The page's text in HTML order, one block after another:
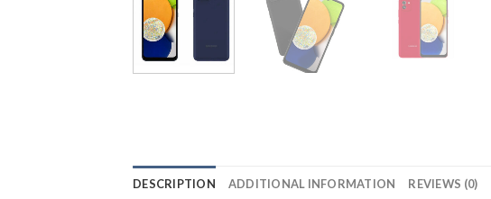
DESCRIPTION ADDITIONAL INFORMATION REVIEWS (0)